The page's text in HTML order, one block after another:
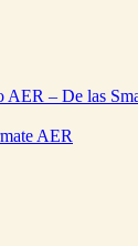
– De las
AER